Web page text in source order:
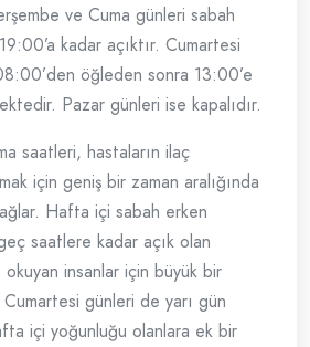
ve Cuma günleri sabah
kadar açıktır. Cumartesi
öğleden sonra 13:00’e
Pazar günleri ise kapalıdır.
saatleri, hastaların ilaç
için geniş bir zaman aralığında
Hafta içi sabah erken
saatlere kadar açık olan
insanlar için büyük bir
günleri de yarı gün
içi yoğunluğu olanlara ek bir